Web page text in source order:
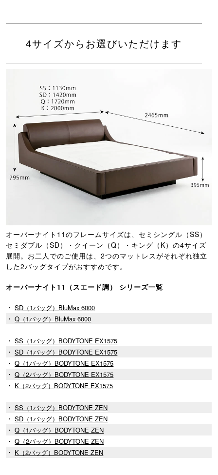
4サイズからお選びいただけます
オーバーナイト11のフレームサイズは、セミシングル（SS）
セミダブル（SD）・クイーン（Q）・キング（K）の4サイズ
展開。お二人でのご使用は、2つのマットレスがそれぞれ独立
した2バッグタイプがおすすめです。
オーバーナイト11（スエード調） シリーズ一覧
・SD（1バッグ）BluMax 6000
・Q（1バッグ）BluMax 6000
・SS（1バッグ）BODYTONE EX1575
・SD（1バッグ）BODYTONE EX1575
・Q（1バッグ）BODYTONE EX1575
・Q（2バッグ）BODYTONE EX1575
・ K（2バッグ）BODYTONE EX1575
・SS（1バッグ）BODYTONE ZEN
・SD（1バッグ）BODYTONE ZEN
・Q（1バッグ）BODYTONE ZEN
・Q（2バッグ）BODYTONE ZEN
・ K（2バッグ）BODYTONE ZEN